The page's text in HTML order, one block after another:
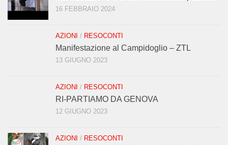
16 FEBBRAIO 2024
AZIONI / RESOCONTI
Manifestazione al Campidoglio – ZTL
13 GIUGNO 2023
AZIONI / RESOCONTI
RI-PARTIAMO DA GENOVA
12 GIUGNO 2023
AZIONI / RESOCONTI